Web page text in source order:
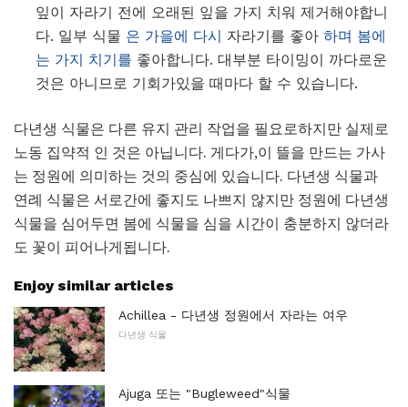
잎이 자라기 전에 오래된 잎을 가지 치워 제거해야합니
다. 일부 식물 은 가을에 다시 자라기를 좋아 하며 봄에
는 가지 치기를 좋아합니다. 대부분 타이밍이 까다로운
것은 아니므로 기회가있을 때마다 할 수 있습니다.
다년생 식물은 다른 유지 관리 작업을 필요로하지만 실제로
노동 집약적 인 것은 아닙니다. 게다가,이 뜰을 만드는 가사
는 정원에 의미하는 것의 중심에 있습니다. 다년생 식물과
연례 식물은 서로간에 좋지도 나쁘지 않지만 정원에 다년생
식물을 심어두면 봄에 식물을 심을 시간이 충분하지 않더라
도 꽃이 피어나게됩니다.
Enjoy similar articles
Achillea - 다년생 정원에서 자라는 여우
다년생 식물
Ajuga 또는 "Bugleweed"식물